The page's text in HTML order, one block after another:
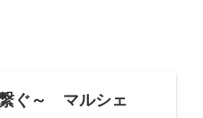
ぐ～ マルシェ